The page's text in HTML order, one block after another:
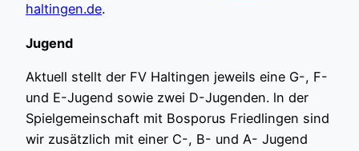
haltingen.de.
Jugend
Aktuell stellt der FV Haltingen jeweils eine G-, F-
und E-Jugend sowie zwei D-Jugenden. ln der
Spielgemeinschaft mit Bosporus Friedlingen sind
wir zusätzlich mit einer C-, B- und A- Jugend